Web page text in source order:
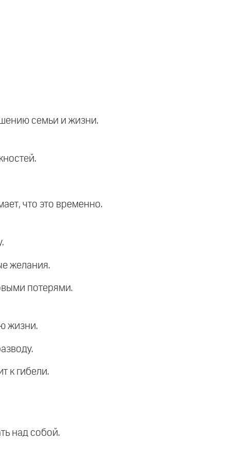
семьи и жизни.
что это временно.
желания.
потерями.
жизни.
к гибели.
над собой.